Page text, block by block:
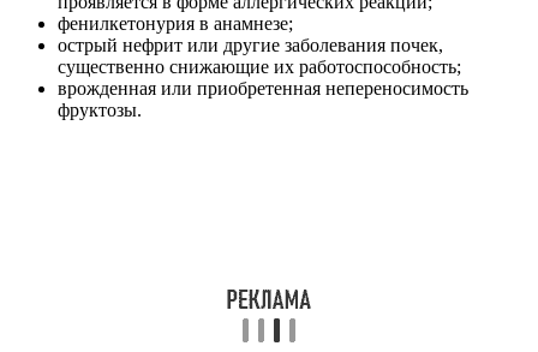
фенилкетонурия в анамнезе;
острый нефрит или другие заболевания почек,
существенно снижающие их работоспособность;
врожденная или приобретенная непереносимость
фруктозы.